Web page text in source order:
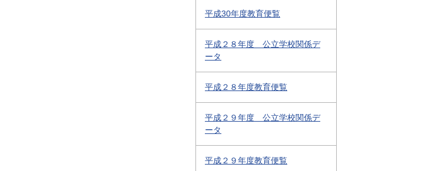
平成30年度教育便覧
平成２８年度 公立学校関係デ
ータ
平成２８年度教育便覧
平成２９年度 公立学校関係デ
ータ
平成２９年度教育便覧